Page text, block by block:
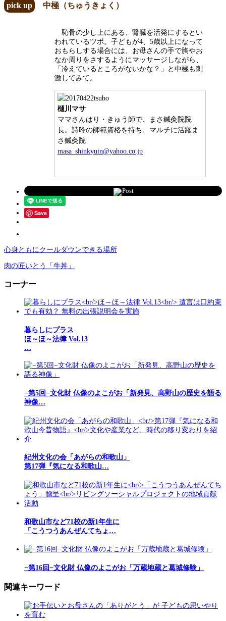
pick up 中極（ちゅうきょく）
恥骨の少し上にある、腎臓を活発にするとい
われているツボ。子どもが4、5歳以上になって
おもらしする場合には、お母さんの手で胸やお
なか周りをさするようにマッサージしながら、
「冷えているところがないかな？」と中極も刺
激してみて。
樋川マサ
ママさんはり・きゅう師で、まさ鍼灸院院
長。詩吟の師範資格を持ち、マルチに活躍ま
さ鍼灸院
masa_shinkyuin@yahoo.co.jp
Post
Save
心身ともにクールダウンできる場所
肉の匠いとう「牛丼」
コーナー
暮らしにプラス
ほ～ほ～法律 Vol.13
…
−第5回−文化財 仏像のよこがお「新発見、高野山の歴史を語る
神像…
紀州文化の会「あがらの和歌山」
第17弾『気になる和歌山…
和歌山市など71校の新1年生に
「こうつうあんぜんてちょ…
−第16回−文化財 仏像のよこがお「万蔵地蔵と葛城修験」
関連キーワード